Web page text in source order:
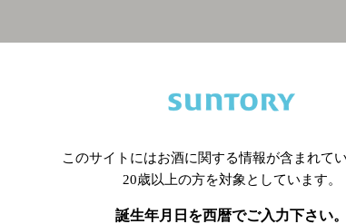
関連ページ
このサイトにはお酒に関する情報が含まれてい
20歳以上の方を対象としています。
誕生年月日を西暦でご入力下さい。